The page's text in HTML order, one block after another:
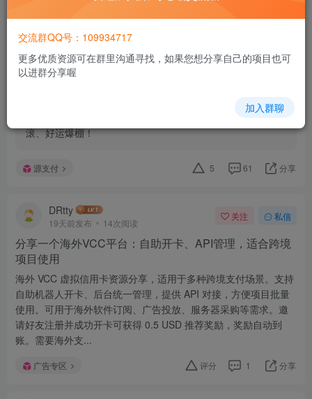
保活超给力，加上任务加锁和自启设置，全天候稳定监听不
中断，再也不怕错过收款通知。每笔交易都有详细日志记
选和清理功能还能合理释放手机内存。更惊喜的是支持扩展
监控任意收款类软件，自定义关键词功能完美适配小众
需求，真心推荐给大家～ 现在参与抽奖活动，求各位朋友帮
滚、好运爆棚！
源支付 5 61 分享
DRtty
19天前发布 14次阅读
关注 私信
分享一个海外VCC平台：自助开卡、API管理，适合跨境
项目使用
海外 VCC 虚拟信用卡资源分享，适用于多种跨境支付场景。支持
自助机器人开卡、后台统一管理，提供 API 对接，方便项目批量
使用。可用于海外软件订阅、广告投放、服务器采购等需求。邀
请好友注册并成功开卡可获得 0.5 USD 推荐奖励，奖励自动到
账。需要海外支...
广告专区 评分 1 分享
交流群QQ号：109934717
更多优质资源可在群里沟通寻找，如果您想分享自己的项目也可
以进群分享喔
加入群聊